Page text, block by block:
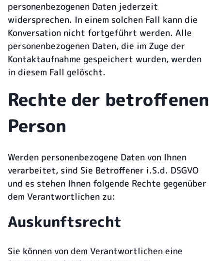
personenbezogenen Daten jederzeit
widersprechen. In einem solchen Fall kann die
Konversation nicht fortgeführt werden. Alle
personenbezogenen Daten, die im Zuge der
Kontaktaufnahme gespeichert wurden, werden
in diesem Fall gelöscht.
Rechte der betroffenen
Person
Werden personenbezogene Daten von Ihnen
verarbeitet, sind Sie Betroffener i.S.d. DSGVO
und es stehen Ihnen folgende Rechte gegenüber
dem Verantwortlichen zu:
Auskunftsrecht
Sie können von dem Verantwortlichen eine